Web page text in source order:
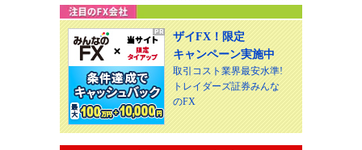
ザイFX！限定
キャンペーン実施中
取引コスト業界最安水準!
トレイダーズ証券みんな
のFX